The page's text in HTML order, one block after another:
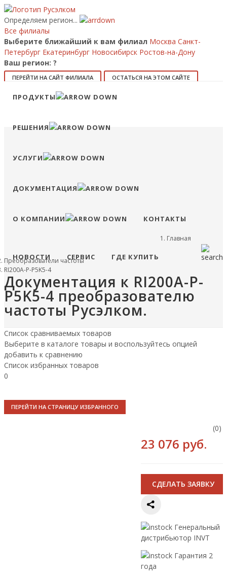
Определяем регион...
Все филиалы
Выберите ближайший к вам филиал Москва Санкт-
Петербург Екатеринбург Новосибирск Ростов-на-Дону
Ваш регион: ?
ПЕРЕЙТИ НА САЙТ ФИЛИАЛА ОСТАТЬСЯ НА ЭТОМ САЙТЕ
Позвонить
Сравнение
ПРОДУКТЫ
РЕШЕНИЯ
УСЛУГИ
ДОКУМЕНТАЦИЯ
О КОМПАНИИ КОНТАКТЫ
НОВОСТИ СЕРВИС ГДЕ КУПИТЬ
Главная
Преобразователи частоты
RI200A-P-P5K5-4
Документация к RI200A-P-
P5K5-4 преобразователю
частоты Русэлком.
Список сравниваемых товаров
Выберите в каталоге товары и воспользуйтесь опцией
добавить к сравнению
Список избранных товаров
0
ПЕРЕЙТИ НА СТРАНИЦУ ИЗБРАННОГО
23 076 руб.
(0)
CДЕЛАТЬ ЗАЯВКУ
Генеральный
дистрибьютор INVT
Гарантия 2
года